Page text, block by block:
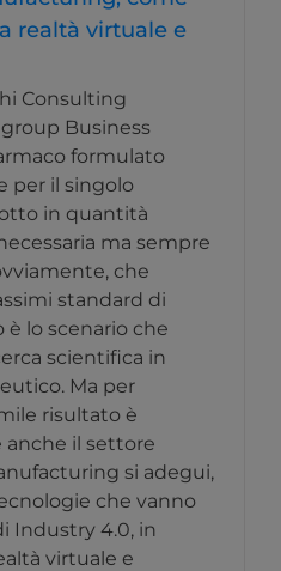
realtà virtuale e
Consulting
Business
formulato
per il singolo
in quantità
ma sempre
che
standard di
è lo scenario che
scientifica in
Ma per
risultato è
anche il settore
si adegui,
che vanno
Industry 4.0, in
virtuale e